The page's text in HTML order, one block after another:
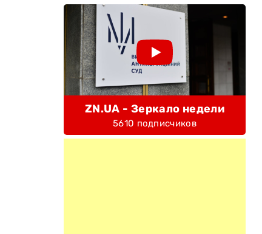
ZN.UA - Зеркало недели
5610 подписчиков